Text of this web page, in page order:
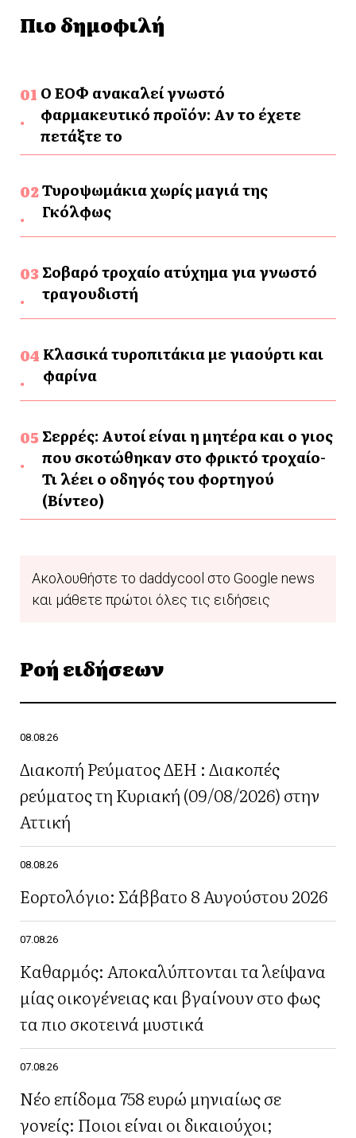
Πιο δημοφιλή
Ο ΕΟΦ ανακαλεί γνωστό
φαρμακευτικό προϊόν: Αν το έχετε
πετάξτε το
Τυροψωμάκια χωρίς μαγιά της
Γκόλφως
Σοβαρό τροχαίο ατύχημα για γνωστό
τραγουδιστή
Κλασικά τυροπιτάκια με γιαούρτι και
φαρίνα
Σερρές: Αυτοί είναι η μητέρα και ο γιος
που σκοτώθηκαν στο φρικτό τροχαίο-
Τι λέει ο οδηγός του φορτηγού
(Βίντεο)
Ακολουθήστε το daddycool στο Google news
και μάθετε πρώτοι όλες τις ειδήσεις
Ροή ειδήσεων
08.08.26
Διακοπή Ρεύματος ΔΕΗ : Διακοπές
ρεύματος τη Κυριακή (09/08/2026) στην
Αττική
08.08.26
Εορτολόγιο: Σάββατο 8 Αυγούστου 2026
07.08.26
Καθαρμός: Αποκαλύπτονται τα λείψανα
μίας οικογένειας και βγαίνουν στο φως
τα πιο σκοτεινά μυστικά
07.08.26
Νέο επίδομα 758 ευρώ μηνιαίως σε
γονείς: Ποιοι είναι οι δικαιούχοι;